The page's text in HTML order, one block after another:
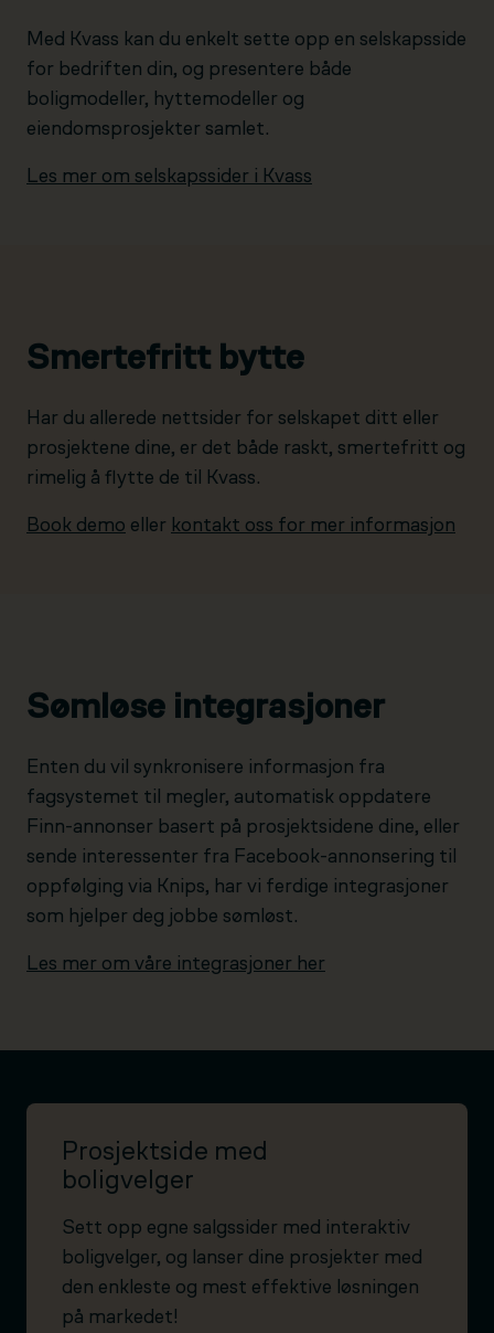
Med Kvass kan du enkelt sette opp en selskapsside
for bedriften din, og presentere både
boligmodeller, hyttemodeller og
eiendomsprosjekter samlet.
Les mer om selskapssider i Kvass
Smertefritt bytte
Har du allerede nettsider for selskapet ditt eller
prosjektene dine, er det både raskt, smertefritt og
rimelig å flytte de til Kvass.
Book demo eller kontakt oss for mer informasjon
Sømløse integrasjoner
Enten du vil synkronisere informasjon fra
fagsystemet til megler, automatisk oppdatere
Finn-annonser basert på prosjektsidene dine, eller
sende interessenter fra Facebook-annonsering til
oppfølging via Knips, har vi ferdige integrasjoner
som hjelper deg jobbe sømløst.
Les mer om våre integrasjoner her
Prosjektside med
boligvelger
Sett opp egne salgssider med interaktiv
boligvelger, og lanser dine prosjekter med
den enkleste og mest effektive løsningen
på markedet!